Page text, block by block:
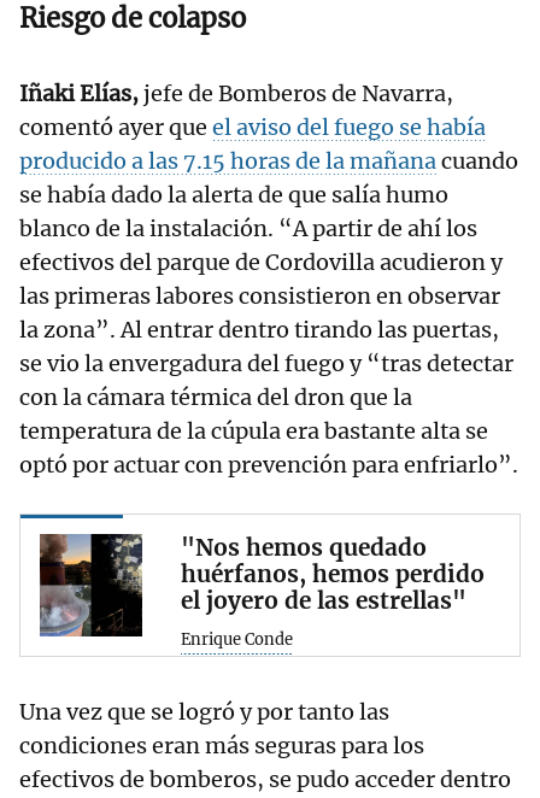
Riesgo de colapso
Iñaki Elías,jefe de Bomberos de Navarra,
comentó ayer que el aviso del fuego se había
producido a las 7.15 horas de la mañanacuando
se había dado la alerta de que salía humo
blanco de la instalación. “A partir de ahí los
efectivos del parque de Cordovilla acudieron y
las primeras labores consistieron en observar
la zona”. Al entrar dentro tirando las puertas,
se vio la envergadura del fuego y “tras detectar
con la cámara térmica del dron que la
temperatura de la cúpula era bastante alta se
optó por actuar con prevención para enfriarlo”.
"Nos hemos quedado
huérfanos, hemos perdido
el joyero de las estrellas"
Enrique Conde
Una vez que se logró y por tanto las
condiciones eran más seguras para los
efectivos de bomberos, se pudo acceder dentro